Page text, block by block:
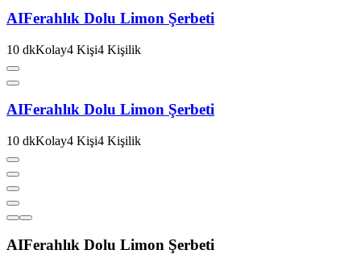
AIFerahlık Dolu Limon Şerbeti
10 dkKolay4 Kişi4 Kişilik
AIFerahlık Dolu Limon Şerbeti
10 dkKolay4 Kişi4 Kişilik
AIFerahlık Dolu Limon Şerbeti